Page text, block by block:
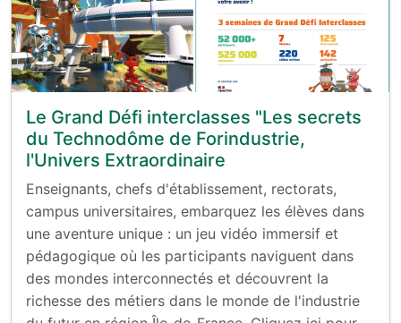
Le Grand Défi interclasses "Les secrets
du Technodôme de Forindustrie,
l'Univers Extraordinaire
Enseignants, chefs d'établissement, rectorats,
campus universitaires, embarquez les élèves dans
une aventure unique : un jeu vidéo immersif et
pédagogique où les participants naviguent dans
des mondes interconnectés et découvrent la
richesse des métiers dans le monde de l'industrie